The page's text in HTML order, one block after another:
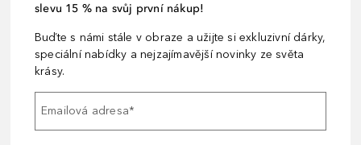
slevu 15 % na svůj první nákup!
Buďte s námi stále v obraze a užijte si exkluzivní dárky,
speciální nabídky a nejzajímavější novinky ze světa
krásy.
Emailová adresa*